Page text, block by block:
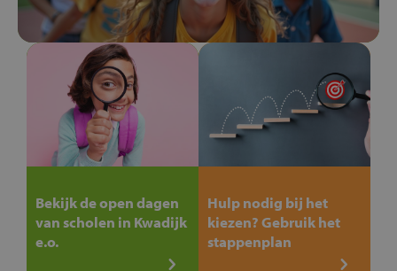
Bekijk de open dagen
van scholen in Kwadijk
e.o.
Hulp nodig bij het
kiezen? Gebruik het
stappenplan